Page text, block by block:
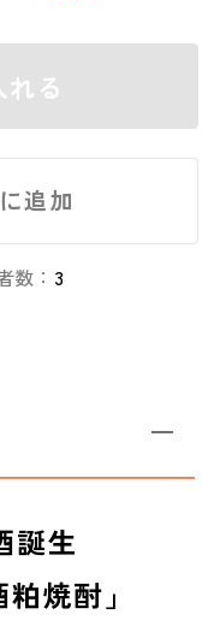
る
追加
数： 3
誕生
焼酎」